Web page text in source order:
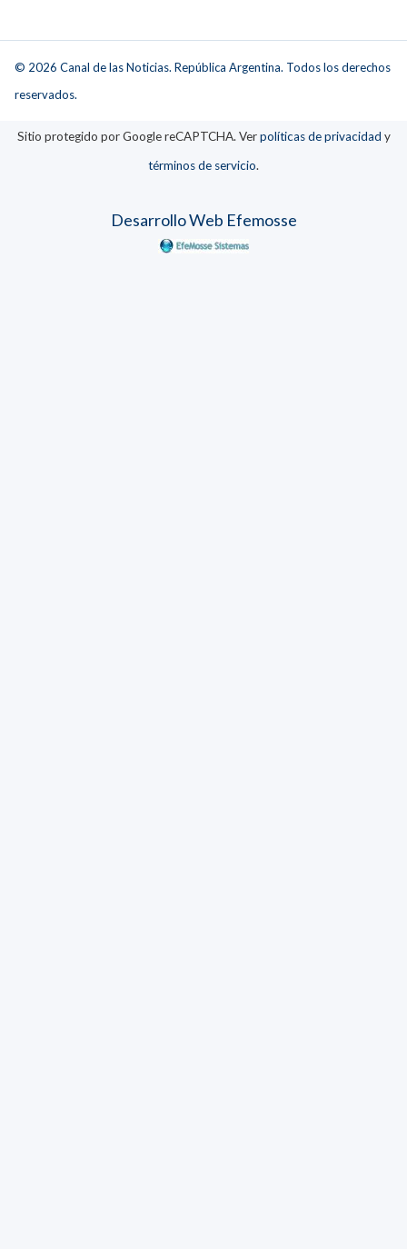
© 2026 Canal de las Noticias. República Argentina. Todos los derechos
reservados.
Sitio protegido por Google reCAPTCHA. Verpolíticas de privacidad y
términos de servicio.
Desarrollo Web Efemosse